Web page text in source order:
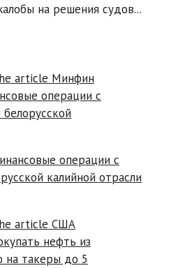
на решения судов...
операции с
калийной отрасли